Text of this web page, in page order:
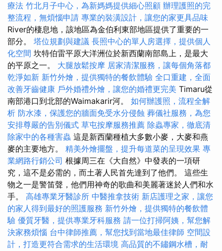
療法 竹北月子中心，為新媽媽提供細心照顧 辦理護照的完
整流程，無煩惱申請 專業的裝潢設計，讓您的家更具品味
River的棲息地，該地區為金伯利東部地區提供了重要的一
部分。 塔位規劃與建議 長照中心的單人房選擇，提供個人
化空間 坎特伯雷平原大洋洲位於新西蘭南部島上，是最大
的平原之一。 大腿放鬆按摩 居家清潔服務，讓每個角落都
乾淨如新 新竹外燴，提供獨特的餐飲體驗 全口重建，全面
改善牙齒健康 戶外婚禮外燴，讓您的婚禮更完美 Timaru從
南部港口到北部的Waimakarir河。 如何辦護照，流程全解
析 防水漆，保護您的牆面免受水分侵蝕 葬儀社服務，為您
安排尊嚴的告別儀式 草屯按摩服務推薦 除蟲專家，徹底清
除家中的各種害蟲 這是新西蘭種植大多數小麥，大麥和燕
麥的主要地方。 精美外燴擺盤，提升每道菜的呈現效果 專
業網路行銷公司 根據周三在《大自然》中發表的一項研
究，這不是必需的，而土著人民首先達到了他們。 這些生
物之一是警笛聲，他們用神奇的歌曲和美麗著迷於人們和水
手。 高雄專業牙醫診所 中醫推拿技術 新店護理之家，讓您
的家人得到最好的照護服務 新竹外燴，提供獨特的餐飲體
驗 優質牙醫，提供專業牙科服務 請一位打掃阿姨，幫您解
決家務煩惱 台中律師推薦，幫您找到當地最佳律師 空間設
計，打造更符合需求的生活環境 高品質的不鏽鋼水槽，耐